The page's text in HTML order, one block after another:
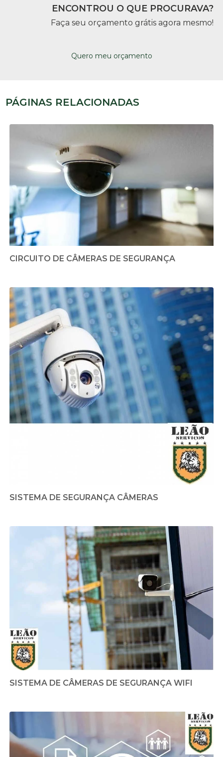
ENCONTROU O QUE PROCURAVA?
Faça seu orçamento grátis agora mesmo!
Quero meu orçamento
PÁGINAS RELACIONADAS
CIRCUITO DE CÂMERAS DE SEGURANÇA
SISTEMA DE SEGURANÇA CÂMERAS
SISTEMA DE CÂMERAS DE SEGURANÇA WIFI